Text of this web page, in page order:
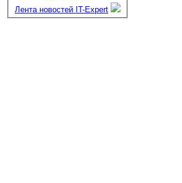
Лента новостей IT-Expert